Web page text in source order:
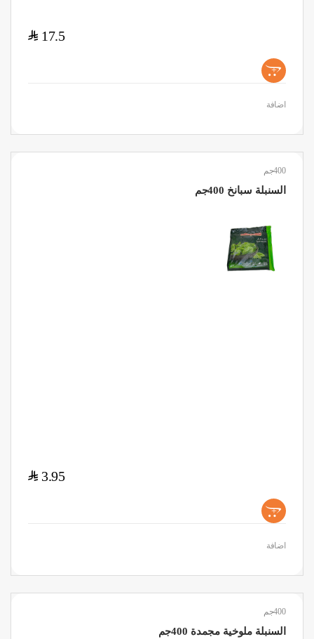
17.5
$
+
اضافة
400جم
السنبلة سبانخ 400جم
3.95
$
+
اضافة
400جم
السنبلة ملوخية مجمدة 400جم